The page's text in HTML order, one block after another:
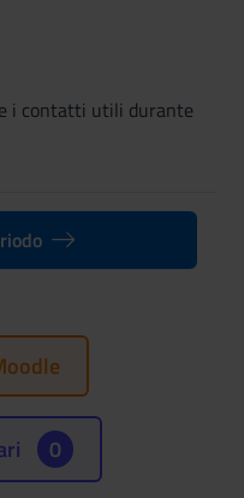
i contatti utili durante
0